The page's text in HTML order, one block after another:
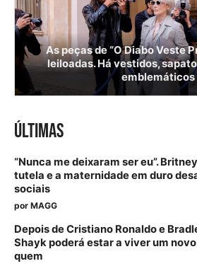
As peças de “O Diabo Veste
leiloadas. Há vestidos,
emblemáticos
ÚLTIMAS
“Nunca me deixaram ser eu”.
tutela e a maternidade em duro
sociais
por MAGG
Depois de Cristiano Ronaldo e
Shayk poderá estar a viver um
quem